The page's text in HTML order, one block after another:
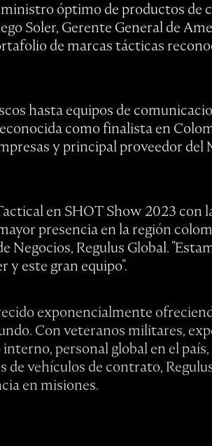
óptimo de productos de
Soler, Gerente General de
de marcas tácticas
hasta equipos de
como finalista en
y principal proveedor del
en SHOT Show 2023 con
presencia en la región
Negocios, Regulus Global.
y este gran equipo".
exponencialmente
Con veteranos militares,
personal global en el
de vehículos de contrato,
en misiones.